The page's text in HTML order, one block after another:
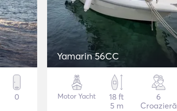
0
Yamarin 56CC
Motor Yacht
18 ft
5 m
6
Croazieră